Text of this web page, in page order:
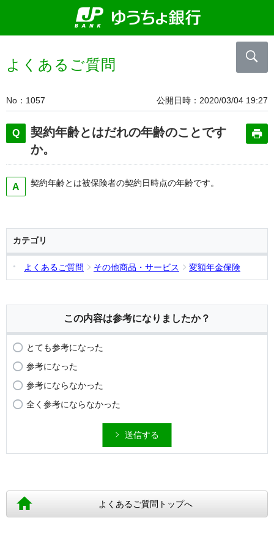
よくあるご質問
No 1057 公開日時 2020/03/04 19:27
契約年齢とはだれの年齢のことです
か。
契約年齢とは被保険者の契約日時点の年齢です。
カテゴリ
よくあるご質問 その他商品・サービス 変額年金保険
この内容は参考になりましたか？
とても参考になった
参考になった
参考にならなかった
全く参考にならなかった
送信する
よくあるご質問トップへ